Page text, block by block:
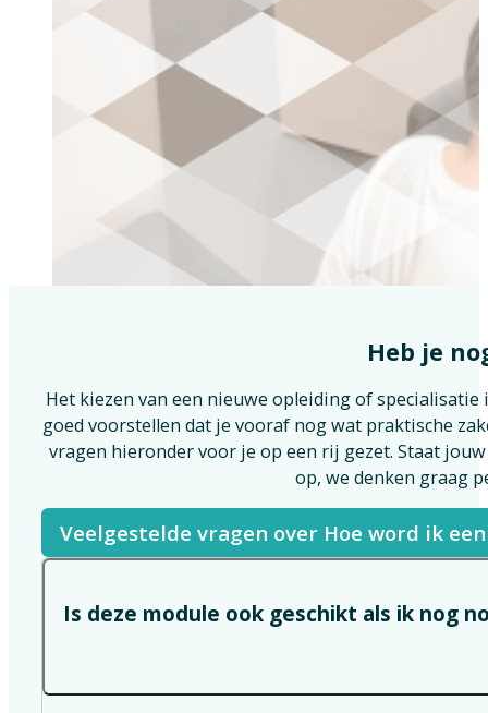
Heb je
Het kiezen van een nieuwe opleiding of
goed voorstellen dat je vooraf nog wat praktische
vragen hieronder voor je op een rij gezet. Staat
op, we denken graag
Veelgestelde vragen over Hoe word ik
Is deze module ook geschikt als ik nog